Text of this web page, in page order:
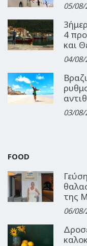
05/08/
4
και
04/08/
03/08/
FOOD
της
06/08/